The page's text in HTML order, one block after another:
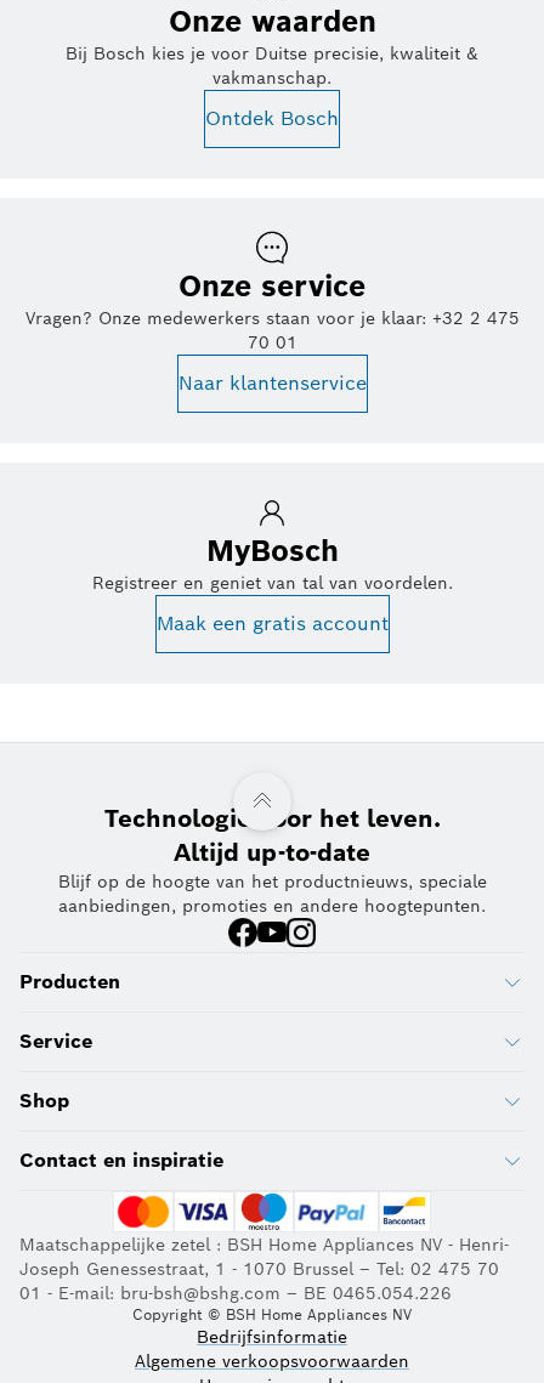
Onze waarden
Bij Bosch kies je voor Duitse precisie, kwaliteit &
vakmanschap.
Ontdek Bosch
Onze service
Vragen? Onze medewerkers staan voor je klaar: +32 2 475
70 01
Naar klantenservice
MyBosch
Registreer en geniet van tal van voordelen.
Maak een gratis account
Technologie voor het leven.
Altijd up-to-date
Blijf op de hoogte van het productnieuws, speciale
aanbiedingen, promoties en andere hoogtepunten.
Producten
Service
Shop
Contact en inspiratie
Maatschappelijke zetel : BSH Home Appliances NV - Henri-
Joseph Genessestraat, 1 - 1070 Brussel – Tel: 02 475 70
01 - E-mail: bru-bsh@bshg.com – BE 0465.054.226
Copyright © BSH Home Appliances NV
Bedrijfsinformatie
Algemene verkoopsvoorwaarden